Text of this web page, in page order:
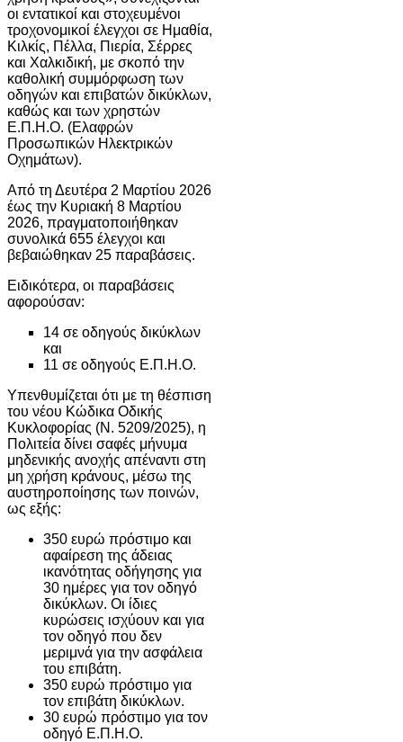
οι εντατικοί και στοχευμένοι
τροχονομικοί έλεγχοι σε Ημαθία,
Κιλκίς, Πέλλα, Πιερία, Σέρρες
και Χαλκιδική, με σκοπό την
καθολική συμμόρφωση των
οδηγών και επιβατών δικύκλων,
καθώς και των χρηστών
Ε.Π.Η.Ο. (Ελαφρών
Προσωπικών Ηλεκτρικών
Οχημάτων).
Από τη Δευτέρα 2 Μαρτίου 2026
έως την Κυριακή 8 Μαρτίου
2026, πραγματοποιήθηκαν
συνολικά 655 έλεγχοι και
βεβαιώθηκαν 25 παραβάσεις.
Ειδικότερα, οι παραβάσεις
αφορούσαν:
14 σε οδηγούς δικύκλων
και
11 σε οδηγούς Ε.Π.Η.Ο.
Υπενθυμίζεται ότι με τη θέσπιση
του νέου Κώδικα Οδικής
Κυκλοφορίας (Ν. 5209/2025), η
Πολιτεία δίνει σαφές μήνυμα
μηδενικής ανοχής απέναντι στη
μη χρήση κράνους, μέσω της
αυστηροποίησης των ποινών,
ως εξής:
350 ευρώ πρόστιμο και
αφαίρεση της άδειας
ικανότητας οδήγησης για
30 ημέρες για τον οδηγό
δικύκλων. Οι ίδιες
κυρώσεις ισχύουν και για
τον οδηγό που δεν
μεριμνά για την ασφάλεια
του επιβάτη.
350 ευρώ πρόστιμο για
τον επιβάτη δικύκλων.
30 ευρώ πρόστιμο για τον
οδηγό Ε.Π.Η.Ο.